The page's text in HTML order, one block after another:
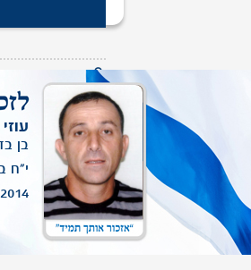
לעדכון תמונת
בן
י"ח